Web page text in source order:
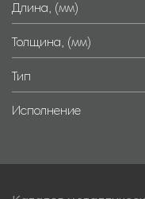
Длина, (мм)
Толщина, (мм)
Тип
Исполнение